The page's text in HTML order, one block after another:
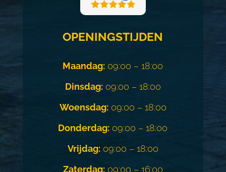
OPENINGSTIJDEN
Maandag: 09:00 – 18:00
Dinsdag:09:00 – 18:00
Woensdag:09:00 – 18:00
Donderdag: 09:00 – 18:00
Vrijdag:09:00 – 18:00
Zaterdag:09:00 – 16:00